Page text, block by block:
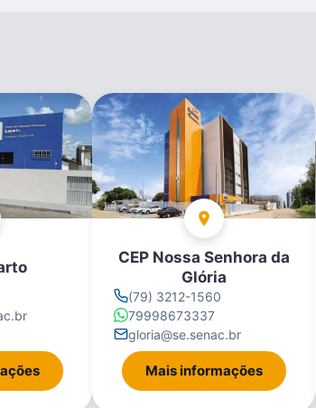
CEP Nossa Senhora da
Glória
(79) 3212-1560
79998673337
gloria@se.senac.br
Mais informações